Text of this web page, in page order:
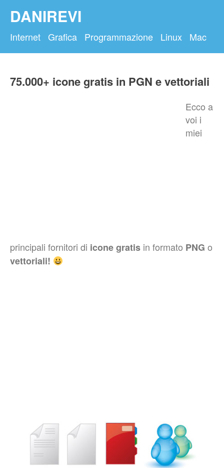
DANIREVI
Internet Grafica Programmazione Linux Mac
75.000+ icone gratis in PGN e vettoriali
Ecco a
voi i
miei
principali fornitori di icone gratis in formato PNG o
vettoriali!